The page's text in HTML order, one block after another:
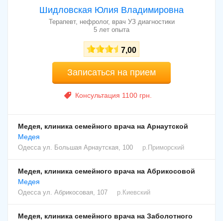
Шидловская Юлия Владимировна
Терапевт, нефролог, врач УЗ диагностики
5 лет опыта
7,00
Записаться на прием
Консультация 1100 грн.
Медея, клиника семейного врача на Арнаутской
Медея
Одесса ул. Большая Арнаутская, 100 р.Приморский
Медея, клиника семейного врача на Абрикосовой
Медея
Одесса ул. Абрикосовая, 107 р.Киевский
Медея, клиника семейного врача на Заболотного